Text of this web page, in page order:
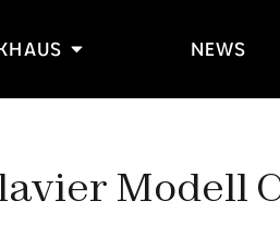
NEWS
Modell C